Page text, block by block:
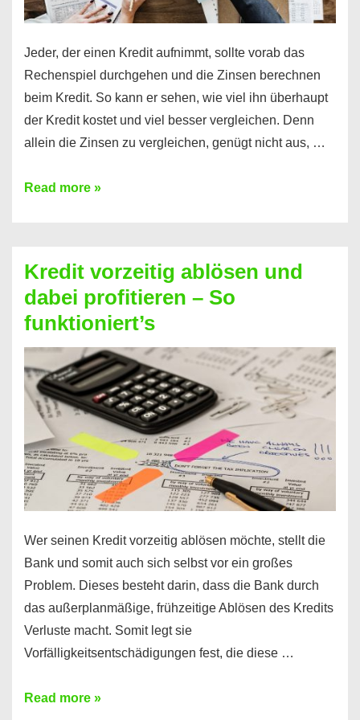
Jeder, der einen Kredit aufnimmt, sollte vorab das
Rechenspiel durchgehen und die Zinsen berechnen
beim Kredit. So kann er sehen, wie viel ihn überhaupt
der Kredit kostet und viel besser vergleichen. Denn
allein die Zinsen zu vergleichen, genügt nicht aus, …
Ganz
Kredit
berechnen
–
Mit
diesen
Regeln!
Read more »
Kredit vorzeitig ablösen und
dabei profitieren – So
funktioniert’s
Wer seinen Kredit vorzeitig ablösen möchte, stellt die
Bank und somit auch sich selbst vor ein großes
Problem. Dieses besteht darin, dass die Bank durch
das außerplanmäßige, frühzeitige Ablösen des Kredits
Verluste macht. Somit legt sie
Vorfälligkeitsentschädigungen fest, die diese …
Kredit
Read more »